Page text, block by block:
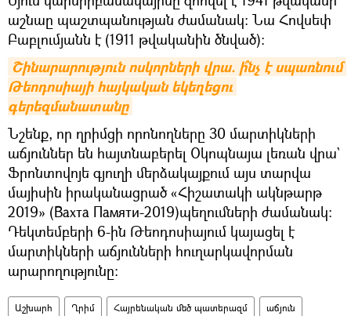
աշնաը պաշտպանության ժամանակ։ Նա Հովսեփ
Բաբլումյանն է (1911 թվականին ծնված)։
Շինարարություն ոսկորների վրա. ի՞նչ է սպառնում
Թեոդոսիայի հայկական եկեղեցու
գերեզմանատանը
Նշենք, որ ղրիմցի որոնողները 30 մարտիկների
աճյուններ են հայտնաբերել Օկոպնայա լեռան վրա`
Ֆրոնտովոյե գյուղի մերձակայքում այս տարվա
մայիսին իրականացրած «Հիշատակի ակնթարթ
2019» (Вахта Памяти-2019)պեղումների ժամանակ։
Դեկտեմբերի 6-ին Թեոդոսիայում կայացել է
մարտիկների աճյունների հուղարկավորման
արարողությունը։
Աշխարհ Ղրիմ Հայրենական մեծ պատերազմ աճյուն